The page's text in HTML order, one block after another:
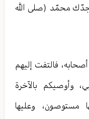
محمّد (صلى الله
فالتفت إليهم
وأوصيكم بالآخرة
مستوصون، وعليها